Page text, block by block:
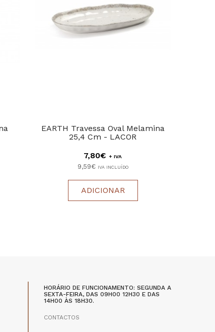
EARTH Travessa Oval Melamina
25,4 Cm - LACOR
7,80€+ IVA
9,59€ IVA INCLUÍDO
ADICIONAR
HORÁRIO DE FUNCIONAMENTO: SEGUNDA A
SEXTA-FEIRA, DAS 09H00 12H30 E DAS
14H00 ÀS 18H30.
CONTACTOS